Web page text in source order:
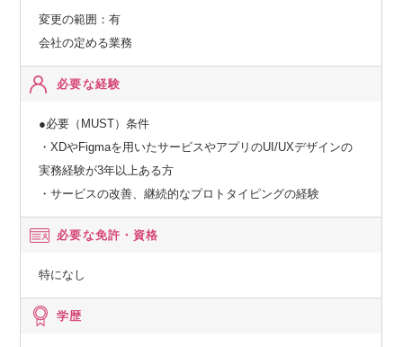
変更の範囲：有
会社の定める業務
必要な経験
●必要（MUST）条件
・XDやFigmaを用いたサービスやアプリのUI/UXデザインの
実務経験が3年以上ある方
・サービスの改善、継続的なプロトタイピングの経験
必要な免許・資格
特になし
学歴